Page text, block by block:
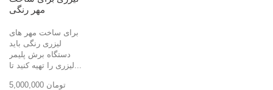
مهر رنگی
برای ساخت مهر های
لیزری رنگی باید
دستگاه برش پلیمر
لیزری را تهیه کنید تا...
5,000,000 تومان